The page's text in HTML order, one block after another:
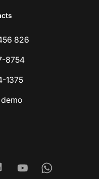
826
8754
1375
YoutubeWhatsapp